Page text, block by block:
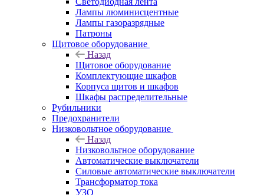
Лампы люминисцентные
Лампы газоразрядные
Патроны
Щитовое оборудование
Назад
Щитовое оборудование
Комплектующие шкафов
Корпуса щитов и шкафов
Шкафы распределительные
Рубильники
Предохранители
Низковольтное оборудование
Назад
Низковольтное оборудование
Автоматические выключатели
Силовые автоматические выключатели
Трансформатор тока
УЗО